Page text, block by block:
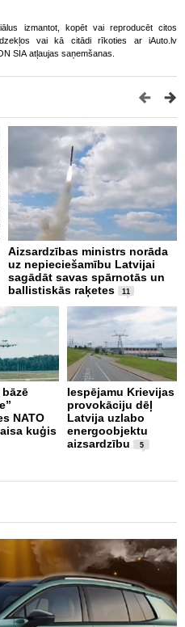
izmantot, kopēt vai reproducēt citos
vai kā citādi rīkoties ar iAuto.lv
SIA atļaujas saņemšanas.
Aizsardzības ministrs norāda
uz nepieciešamību Latvijai
sagādāt savas spārnotās un
ballistiskās raķetes
11
NATO
kuģis
Iespējamu Krievijas
provokāciju dēļ
Latvija uzlabo
energoobjektu
aizsardzību
5